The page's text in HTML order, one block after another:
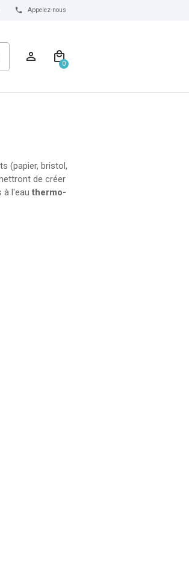
Appelez-nous
0
(papier, bristol,
de créer
à l'eau thermo-